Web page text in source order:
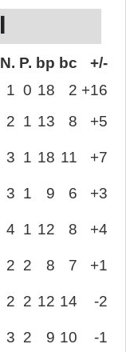
N. P. bp bc
+/-
1 0 18 2 +16
2 1 13 8 +5
3 1 18 11 +7
3 1 9 6 +3
4 1 12 8 +4
2 2 8 7 +1
2 2 12 14 -2
3 2 9 10 -1